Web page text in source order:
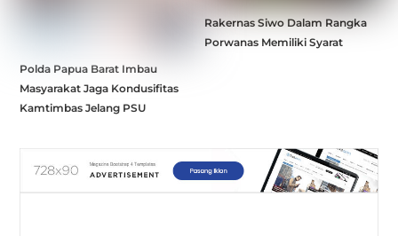
Polda Papua Barat Imbau
Masyarakat Jaga Kondusifitas
Kamtimbas Jelang PSU
Rakernas Siwo Dalam Rangka
Porwanas Memiliki Syarat